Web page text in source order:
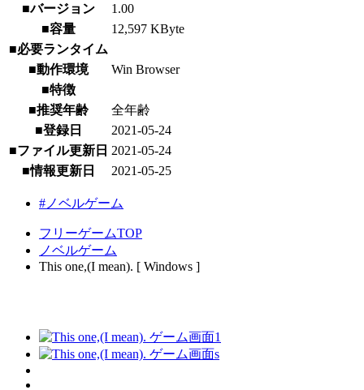
■バージョン
1.00
■容量
12,597 KByte
■必要ランタイム
■動作環境
Win Browser
■特徴
■推奨年齢
全年齢
■登録日
2021-05-24
■ファイル更新日 2021-05-24
■情報更新日
2021-05-25
#ノベルゲーム
フリーゲームTOP
ノベルゲーム
This one,(I mean). [ Windows ]